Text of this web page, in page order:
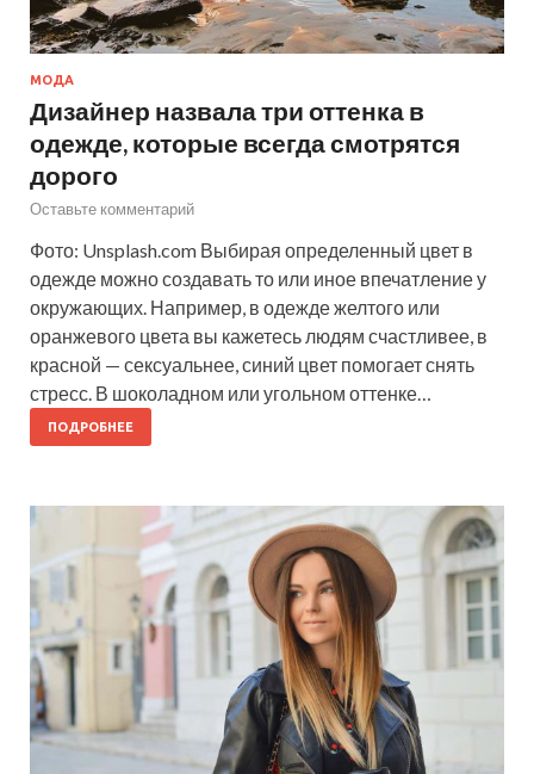
МОДА
Дизайнер назвала три оттенка в
одежде, которые всегда смотрятся
дорого
Оставьте комментарий
Фото: Unsplash.com Выбирая определенный цвет в
одежде можно создавать то или иное впечатление у
окружающих. Например, в одежде желтого или
оранжевого цвета вы кажетесь людям счастливее, в
красной — сексуальнее, синий цвет помогает снять
стресс. В шоколадном или угольном оттенке…
ПОДРОБНЕЕ